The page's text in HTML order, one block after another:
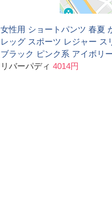
女性用 ショートパンツ 春夏
レッグ スポーツ レジャー
ブラック ピンク系 アイボリ
リバーパディ 4014円